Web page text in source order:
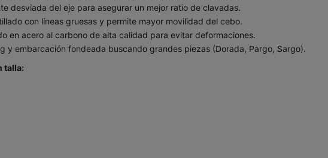
desviada del eje para asegurar un mejor ratio de clavadas.
con líneas gruesas y permite mayor movilidad del cebo.
en acero al carbono de alta calidad para evitar deformaciones.
y embarcación fondeada buscando grandes piezas (Dorada, Pargo, Sargo).
talla: